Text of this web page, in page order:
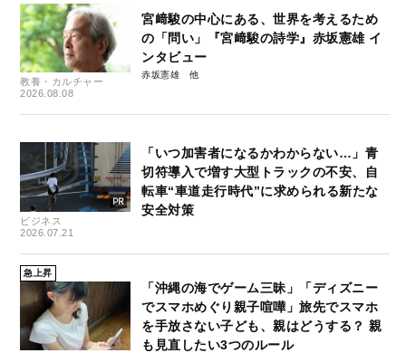
教養・カルチャー
2026.08.08
宮﨑駿の中心にある、世界を考えるため
の「問い」『宮﨑駿の詩学』赤坂憲雄 イ
ンタビュー
赤坂憲雄
ビジネス
2026.07.21
「いつ加害者になるかわからない…」青
切符導入で増す大型トラックの不安、自
転車“車道走行時代”に求められる新たな
安全対策
急上昇
「沖縄の海でゲーム三昧」「ディズニー
でスマホめぐり親子喧嘩」旅先でスマホ
を手放さない子ども、親はどうする？ 親
も見直したい3つのルール